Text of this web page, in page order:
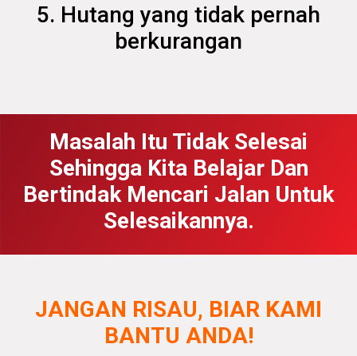
5. Hutang yang tidak pernah
berkurangan
Masalah Itu Tidak Selesai
Sehingga Kita Belajar Dan
Bertindak Mencari Jalan Untuk
Selesaikannya.
JANGAN RISAU, BIAR KAMI
BANTU ANDA!